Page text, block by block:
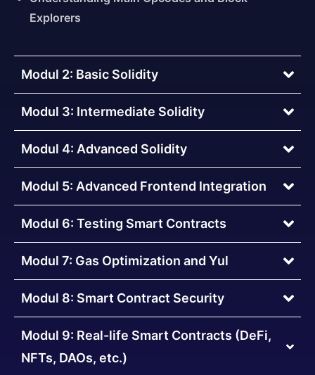
Explorers
Modul 2: Basic Solidity
Modul 3: Intermediate Solidity
Modul 4: Advanced Solidity
Modul 5: Advanced Frontend Integration
Modul 6: Testing Smart Contracts
Modul 7: Gas Optimization and Yul
Modul 8: Smart Contract Security
Modul 9: Real-life Smart Contracts (DeFi,
NFTs, DAOs, etc.)